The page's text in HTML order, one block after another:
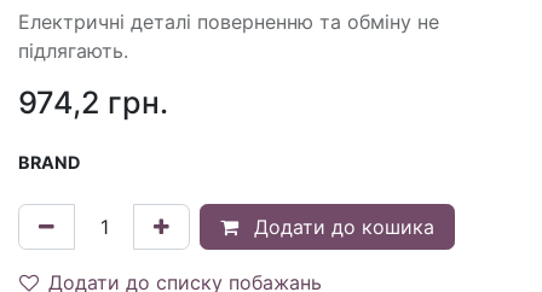
Електричні деталі поверненню та обміну не
підлягають.
974,2 грн.
BRAND
Додати до кошика
Додати до списку побажань